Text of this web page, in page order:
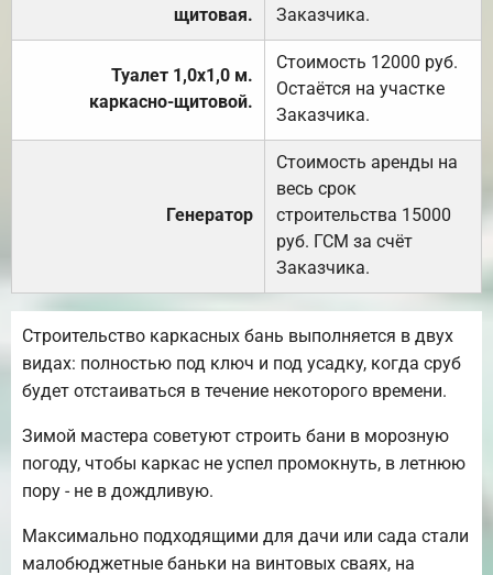
щитовая.
Заказчика.
Туалет 1,0х1,0 м.
каркасно-щитовой.
Стоимость 12000 руб.
Остаётся на участке
Заказчика.
Генератор
Стоимость аренды на
весь срок
строительства 15000
руб. ГСМ за счёт
Заказчика.
Строительство каркасных бань выполняется в двух
видах: полностью под ключ и под усадку, когда сруб
будет отстаиваться в течение некоторого времени.
Зимой мастера советуют строить бани в морозную
погоду, чтобы каркас не успел промокнуть, в летнюю
пору - не в дождливую.
Максимально подходящими для дачи или сада стали
малобюджетные баньки на винтовых сваях, на